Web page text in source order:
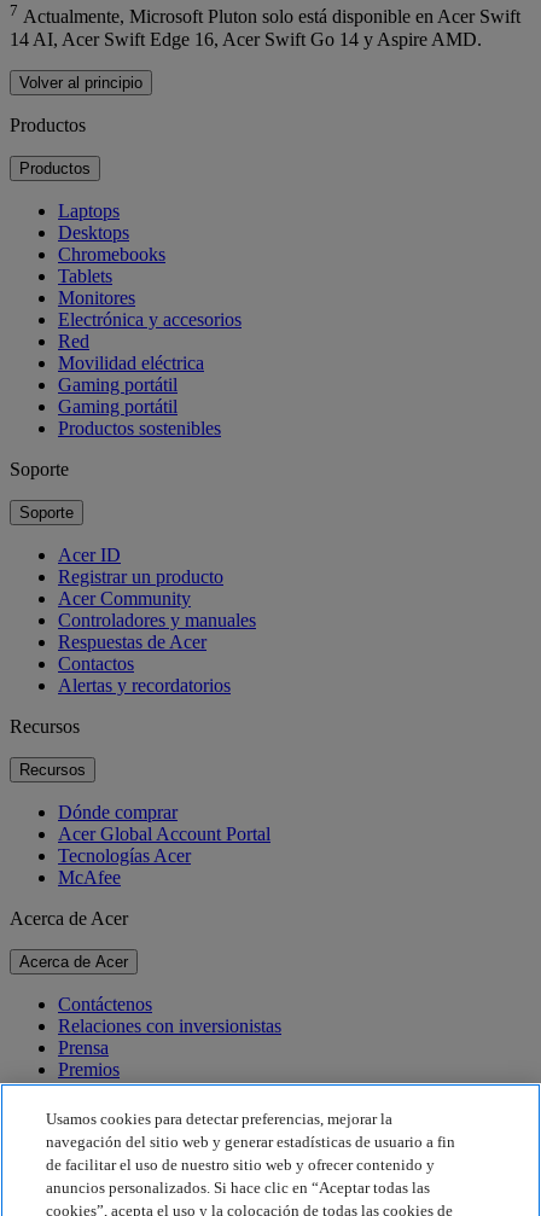
7 Actualmente, Microsoft Pluton solo está disponible en Acer Swift
14 AI, Acer Swift Edge 16, Acer Swift Go 14 y Aspire AMD.
Volver al principio
Productos
Productos
Laptops
Desktops
Chromebooks
Tablets
Monitores
Electrónica y accesorios
Red
Movilidad eléctrica
Gaming portátil
Gaming portátil
Productos sostenibles
Soporte
Soporte
Acer ID
Registrar un producto
Acer Community
Controladores y manuales
Respuestas de Acer
Contactos
Alertas y recordatorios
Recursos
Recursos
Dónde comprar
Acer Global Account Portal
Tecnologías Acer
McAfee
Acerca de Acer
Acerca de Acer
Contáctenos
Relaciones con inversionistas
Prensa
Premios
Eventos
Sostenibilidad
Sostenibilidad
Usamos cookies para detectar preferencias, mejorar la
navegación del sitio web y generar estadísticas de usuario a fin
de facilitar el uso de nuestro sitio web y ofrecer contenido y
anuncios personalizados. Si hace clic en “Aceptar todas las
cookies”, acepta el uso y la colocación de todas las cookies de